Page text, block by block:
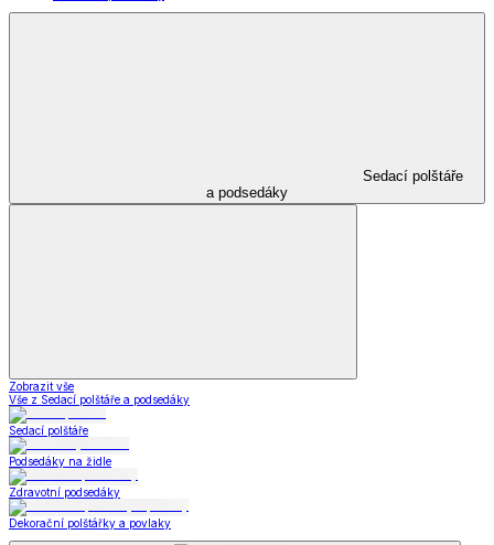
Sedací polštáře
a podsedáky
Zobrazit vše
Vše z Sedací polštáře a podsedáky
Sedací polštáře
Podsedáky na židle
Zdravotní podsedáky
Dekorační polštářky a povlaky